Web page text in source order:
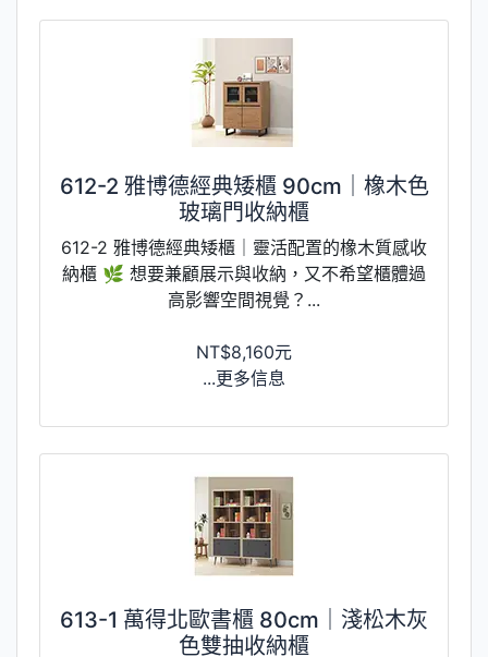
612-2 雅博德經典矮櫃 90cm｜橡木色
玻璃門收納櫃
612-2 雅博德經典矮櫃｜靈活配置的橡木質感收
納櫃 🌿 想要兼顧展示與收納，又不希望櫃體過
高影響空間視覺？...
NT$8,160元
...更多信息
613-1 萬得北歐書櫃 80cm｜淺松木灰
色雙抽收納櫃